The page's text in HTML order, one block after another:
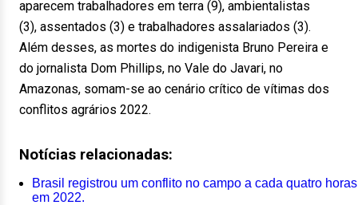
aparecem trabalhadores em terra (9), ambientalistas
(3), assentados (3) e trabalhadores assalariados (3).
Além desses, as mortes do indigenista Bruno Pereira e
do jornalista Dom Phillips, no Vale do Javari, no
Amazonas, somam-se ao cenário crítico de vítimas dos
conflitos agrários 2022.
Notícias relacionadas:
Brasil registrou um conflito no campo a cada quatro horas
em 2022.